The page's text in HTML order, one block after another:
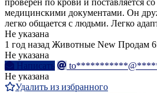
проверен по крови и поставляется
медицинскими документами. Он
легко общается с людьми. Легко
Не указана
1 год назад Животные New Продам
Не указана
Написать
Не указана
Удалить из избранного